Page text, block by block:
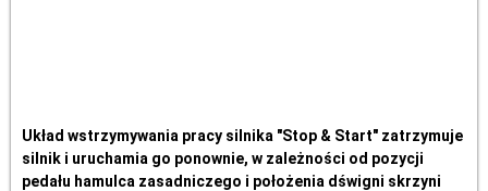
Układ wstrzymywania pracy silnika "Stop & Start" zatrzymuje
silnik i uruchamia go ponownie, w zależności od pozycji
pedału hamulca zasadniczego i położenia dświgni skrzyni